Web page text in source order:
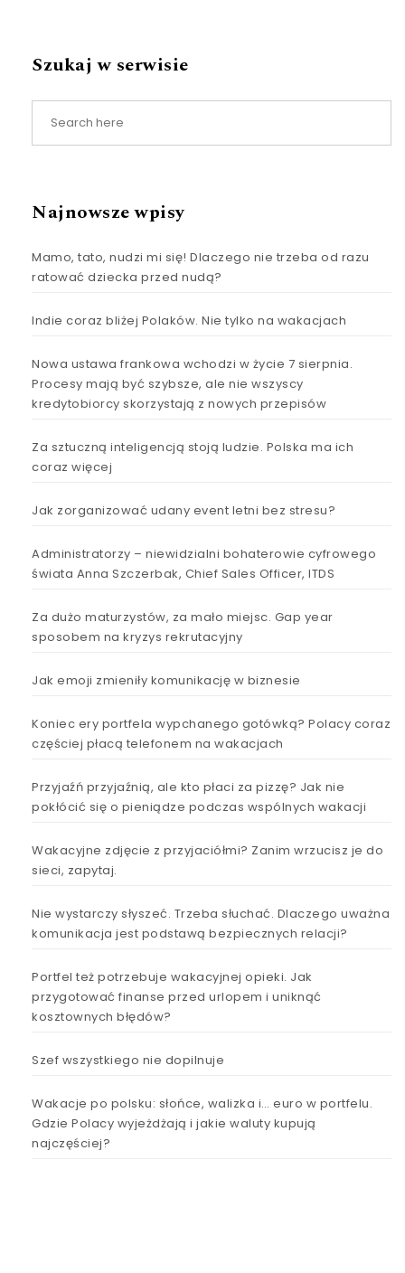
Szukaj w serwisie
Najnowsze wpisy
Mamo, tato, nudzi mi się! Dlaczego nie trzeba od razu
ratować dziecka przed nudą?
Indie coraz bliżej Polaków. Nie tylko na wakacjach
Nowa ustawa frankowa wchodzi w życie 7 sierpnia.
Procesy mają być szybsze, ale nie wszyscy
kredytobiorcy skorzystają z nowych przepisów
Za sztuczną inteligencją stoją ludzie. Polska ma ich
coraz więcej
Jak zorganizować udany event letni bez stresu?
Administratorzy – niewidzialni bohaterowie cyfrowego
świata Anna Szczerbak, Chief Sales Officer, ITDS
Za dużo maturzystów, za mało miejsc. Gap year
sposobem na kryzys rekrutacyjny
Jak emoji zmieniły komunikację w biznesie
Koniec ery portfela wypchanego gotówką? Polacy coraz
częściej płacą telefonem na wakacjach
Przyjaźń przyjaźnią, ale kto płaci za pizzę? Jak nie
pokłócić się o pieniądze podczas wspólnych wakacji
Wakacyjne zdjęcie z przyjaciółmi? Zanim wrzucisz je do
sieci, zapytaj.
Nie wystarczy słyszeć. Trzeba słuchać. Dlaczego uważna
komunikacja jest podstawą bezpiecznych relacji?
Portfel też potrzebuje wakacyjnej opieki. Jak
przygotować finanse przed urlopem i uniknąć
kosztownych błędów?
Szef wszystkiego nie dopilnuje
Wakacje po polsku: słońce, walizka i… euro w portfelu.
Gdzie Polacy wyjeżdżają i jakie waluty kupują
najczęściej?